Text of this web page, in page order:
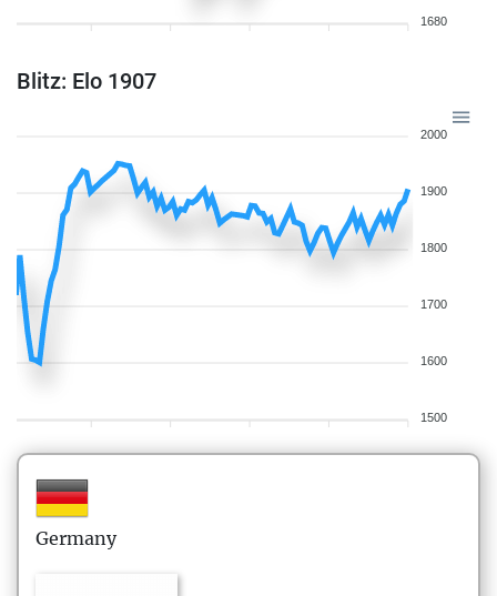
1680
Blitz: Elo 1907
2000
1900
1800
1700
1600
1500
Germany